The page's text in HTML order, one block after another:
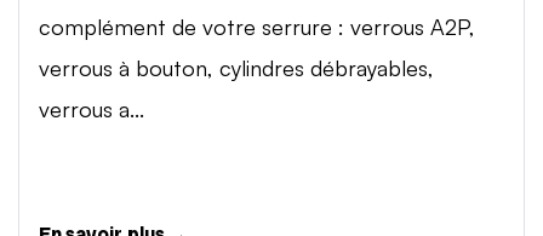
complément de votre serrure : verrous A2P,
verrous à bouton, cylindres débrayables,
verrous a...